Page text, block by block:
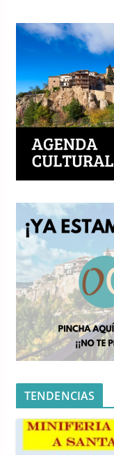
k
TENDENCIAS